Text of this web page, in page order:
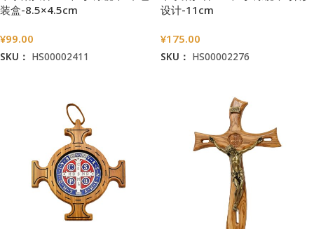
装盒-8.5×4.5cm
¥99.00
SKU： HS00002411
设计-11cm
¥175.00
SKU： HS00002276